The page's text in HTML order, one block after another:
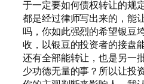
于一定要如何债权转让的规
都是经过律师写出来的，能
吗，你如此强烈的希望银豆
收，以银豆的投资者的接盘
还有全部能转让，也是另一
少功德无量的事？所以让投